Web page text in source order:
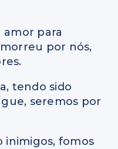
amor para
por nós,
tendo sido
seremos por
inimigos, fomos